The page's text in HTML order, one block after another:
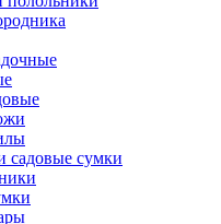
садовые сумки